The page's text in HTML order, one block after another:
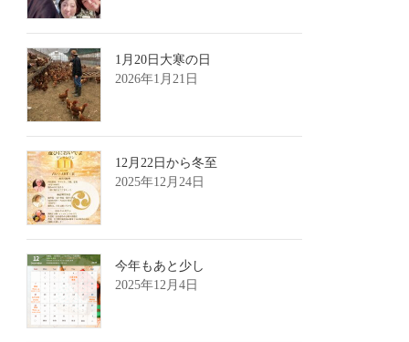
1月20日大寒の日
2026年1月21日
12月22日から冬至
2025年12月24日
今年もあと少し
2025年12月4日